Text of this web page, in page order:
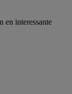
en interessante